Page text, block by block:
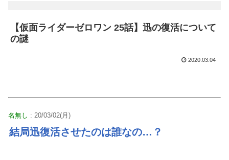
【仮面ライダーゼロワン 25話】迅の復活について
の謎
2020.03.04
名無し : 20/03/02(月)
結局迅復活させたのは誰なの…？